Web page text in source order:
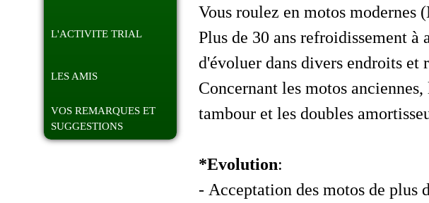
L'ACTIVITE TRIAL
LES AMIS
VOS REMARQUES ET
SUGGESTIONS
Vous roulez en motos modernes
Plus de 30 ans refroidissement
d'évoluer dans divers endroits et
Concernant les motos
tambour et les doubles
*Evolution:
- Acceptation des motos de plus